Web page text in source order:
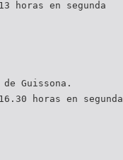
horas en segunda
Guissona.
horas en segunda